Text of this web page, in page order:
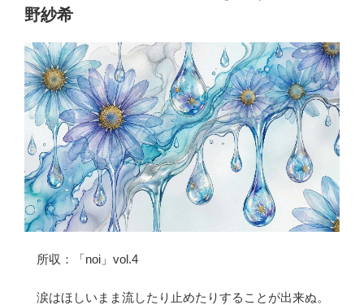
野紗希
所収：「noi」vol.4
涙はほしいまま流したり止めたりすることが出来ぬ。